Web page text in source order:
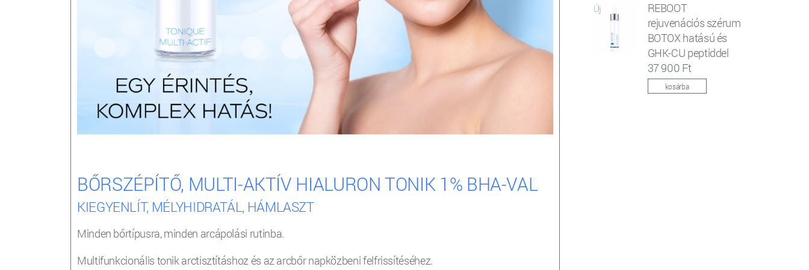
BŐRSZÉPÍTŐ, MULTI-AKTÍV HIALURON TONIK 1% BHA-VAL
KIEGYENLÍT, MÉLYHIDRATÁL, HÁMLASZT
Minden bőrtípusra, minden arcápolási rutinba.
Multifunkcionális tonik arctisztításhoz és az arcbőr napközbeni felfrissítéséhez.
REBOOT
rejuvenációs szérum
BOTOX hatású és
GHK-CU peptiddel
37 900 Ft
kosárba